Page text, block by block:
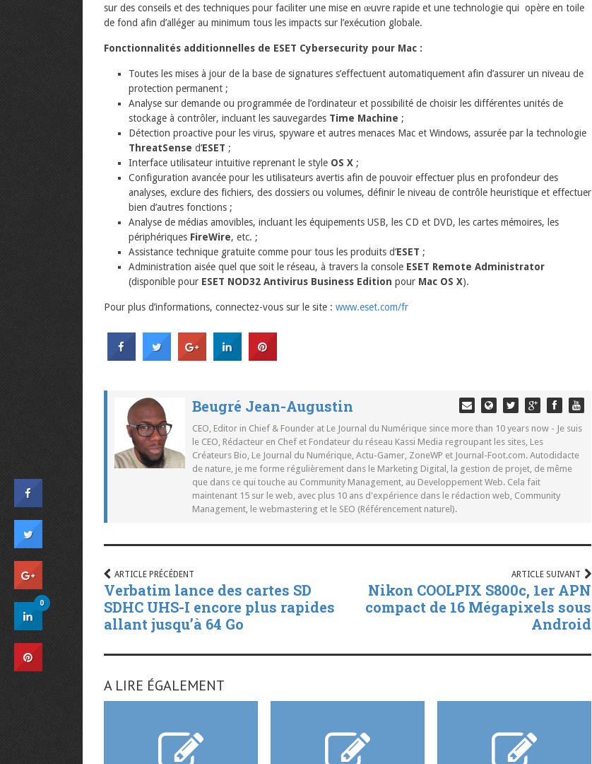
sur des conseils et des techniques pour faciliter une mise en œuvre rapide et une technologie qui opère en toile
de fond afin d’alléger au minimum tous les impacts sur l’exécution globale.
Fonctionnalités additionnelles de ESET Cybersecurity pour Mac :
Toutes les mises à jour de la base de signatures s’effectuent automatiquement afin d’assurer un niveau de
protection permanent ;
Analyse sur demande ou programmée de l’ordinateur et possibilité de choisir les différentes unités de
stockage à contrôler, incluant les sauvegardes Time Machine ;
Détection proactive pour les virus, spyware et autres menaces Mac et Windows, assurée par la technologie
ThreatSense d’ESET ;
Interface utilisateur intuitive reprenant le style OS X ;
Configuration avancée pour les utilisateurs avertis afin de pouvoir effectuer plus en profondeur des
analyses, exclure des fichiers, des dossiers ou volumes, définir le niveau de contrôle heuristique et effectuer
bien d’autres fonctions ;
Analyse de médias amovibles, incluant les équipements USB, les CD et DVD, les cartes mémoires, les
périphériques FireWire, etc. ;
Assistance technique gratuite comme pour tous les produits d’ESET ;
Administration aisée quel que soit le réseau, à travers la console ESET Remote Administrator
(disponible pour ESET NOD32 Antivirus Business Edition pour Mac OS X).
Pour plus d’informations, connectez-vous sur le site : www.eset.com/fr
Beugré Jean-Augustin
CEO, Editor in Chief & Founder at Le Journal du Numérique since more than 10 years now - Je suis
le CEO, Rédacteur en Chef et Fondateur du réseau Kassi Media regroupant les sites, Les
Créateurs Bio, Le Journal du Numérique, Actu-Gamer, ZoneWP et Journal-Foot.com. Autodidacte
de nature, je me forme régulièrement dans le Marketing Digital, la gestion de projet, de même
que dans ce qui touche au Community Management, au Developpement Web. Cela fait
maintenant 15 sur le web, avec plus 10 ans d'expérience dans le rédaction web, Community
Management, le webmastering et le SEO (Référencement naturel).
ARTICLE PRÉCÉDENT
Verbatim lance des cartes SD
SDHC UHS-I encore plus rapides
allant jusqu’à 64 Go
ARTICLE SUIVANT
Nikon COOLPIX S800c, 1er APN
compact de 16 Mégapixels sous
Android
A LIRE ÉGALEMENT
0